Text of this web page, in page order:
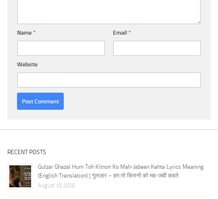
Name * Email *
Website
RECENT POSTS
Gulzar Ghazal Hum Toh Kitnon Ko Mah-Jabeen Kehte Lyrics Meaning
(English Translation) | गुलज़ार – हम तो कितनों को मह-जबीं कहते
August 10, 2026